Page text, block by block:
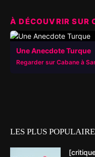
À DÉCOUVRIR SUR
Une Anecdote Turque
Regarder sur Cabane à
LES PLUS